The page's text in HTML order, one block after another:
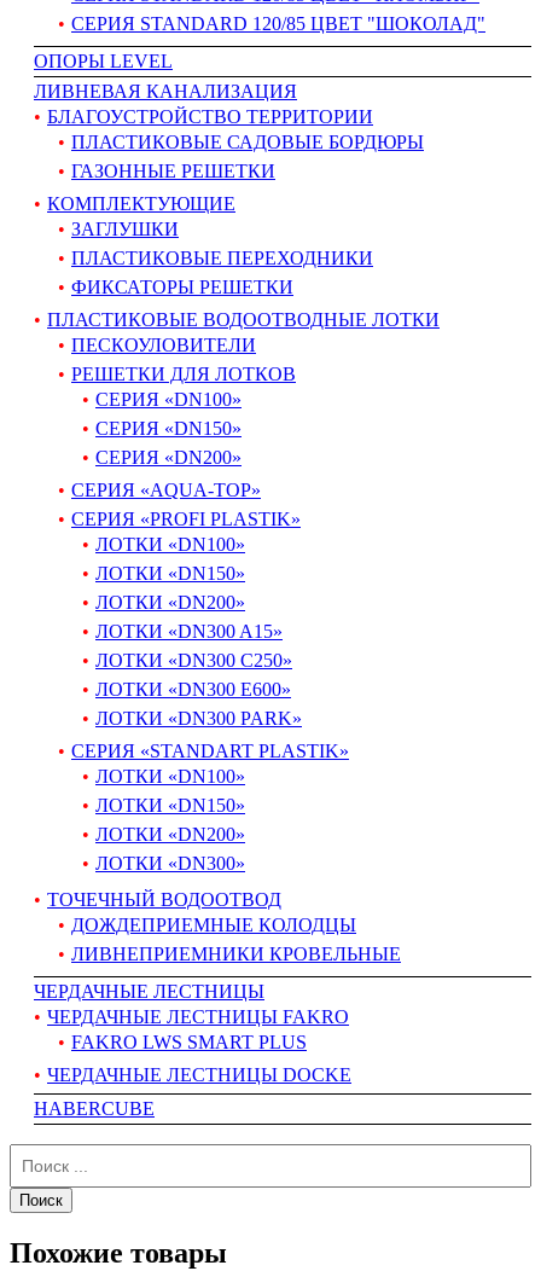
СЕРИЯ STANDARD 120/85 ЦВЕТ "ШОКОЛАД"
ОПОРЫ LEVEL
ЛИВНЕВАЯ КАНАЛИЗАЦИЯ
БЛАГОУСТРОЙСТВО ТЕРРИТОРИИ
ПЛАСТИКОВЫЕ САДОВЫЕ БОРДЮРЫ
ГАЗОННЫЕ РЕШЕТКИ
КОМПЛЕКТУЮЩИЕ
ЗАГЛУШКИ
ПЛАСТИКОВЫЕ ПЕРЕХОДНИКИ
ФИКСАТОРЫ РЕШЕТКИ
ПЛАСТИКОВЫЕ ВОДООТВОДНЫЕ ЛОТКИ
ПЕСКОУЛОВИТЕЛИ
РЕШЕТКИ ДЛЯ ЛОТКОВ
СЕРИЯ «DN100»
СЕРИЯ «DN150»
СЕРИЯ «DN200»
СЕРИЯ «AQUA-TOP»
СЕРИЯ «PROFI PLASTIK»
ЛОТКИ «DN100»
ЛОТКИ «DN150»
ЛОТКИ «DN200»
ЛОТКИ «DN300 A15»
ЛОТКИ «DN300 C250»
ЛОТКИ «DN300 E600»
ЛОТКИ «DN300 PARK»
СЕРИЯ «STANDART PLASTIK»
ЛОТКИ «DN100»
ЛОТКИ «DN150»
ЛОТКИ «DN200»
ЛОТКИ «DN300»
ТОЧЕЧНЫЙ ВОДООТВОД
ДОЖДЕПРИЕМНЫЕ КОЛОДЦЫ
ЛИВНЕПРИЕМНИКИ КРОВЕЛЬНЫЕ
ЧЕРДАЧНЫЕ ЛЕСТНИЦЫ
ЧЕРДАЧНЫЕ ЛЕСТНИЦЫ FAKRO
FAKRO LWS SMART PLUS
ЧЕРДАЧНЫЕ ЛЕСТНИЦЫ DOCKE
HABERCUBE
Похожие товары